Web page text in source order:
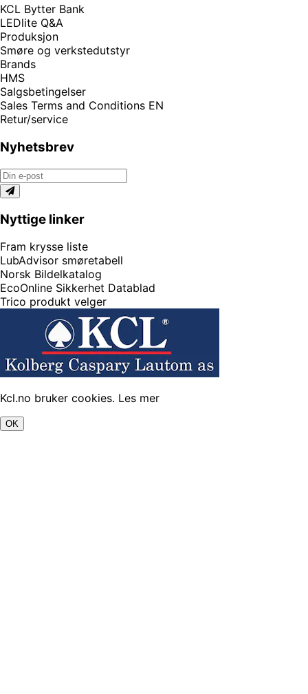
KCL Bytter Bank
LEDlite Q&A
Produksjon
Smøre og verkstedutstyr
Brands
HMS
Salgsbetingelser
Sales Terms and Conditions EN
Retur/service
Nyhetsbrev
Nyttige linker
Fram krysse liste
LubAdvisor smøretabell
Norsk Bildelkatalog
EcoOnline Sikkerhet Datablad
Trico produkt velger
Kcl.no bruker cookies. Les mer
OK